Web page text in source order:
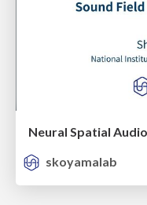
skoyamalab